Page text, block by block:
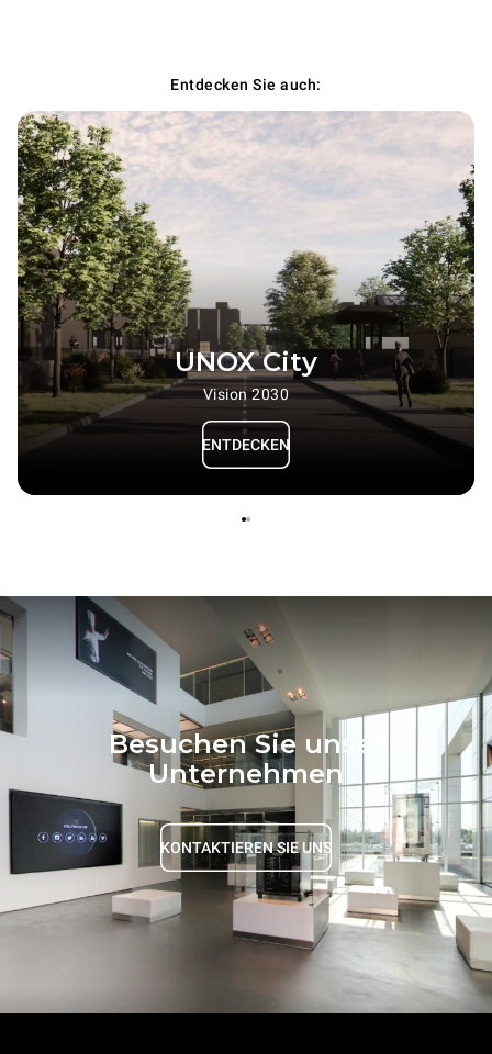
Entdecken Sie auch:
UNOX City
Vision 2030
ENTDECKEN
Besuchen Sie unser
Unternehmen
KONTAKTIEREN SIE UNS